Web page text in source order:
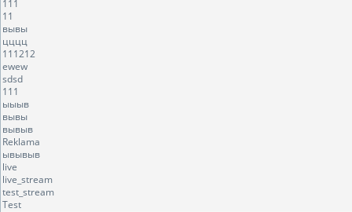
111
11
вывы
цццц
111212
ewew
sdsd
111
ыыыв
вывы
вывыв
Reklama
ывывыв
live
live_stream
test_stream
Test